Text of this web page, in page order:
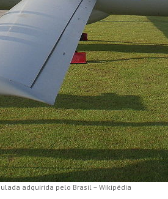
adquirida pelo Brasil – Wikipédia